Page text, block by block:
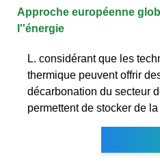
Approche européenne
l''énergie
L. considérant que les
thermique peuvent offrir
décarbonation du secteur
permettent de stocker de